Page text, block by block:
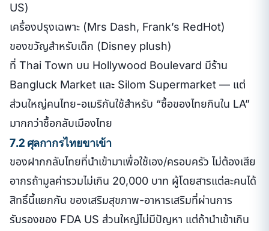
US)
เครื่องปรุงเฉพาะ (Mrs Dash, Frank’s RedHot)
ของขวัญสำหรับเด็ก (Disney plush)
ที่ Thai Town บน Hollywood Boulevard มีร้าน
Bangluck Market และ Silom Supermarket — แต่
ส่วนใหญ่คนไทย-อเมริกันใช้สำหรับ “ซื้อของไทยกินใน LA”
มากกว่าซื้อกลับเมืองไทย
7.2 ศุลกากรไทยขาเข้า
ของฝากกลับไทยที่นำเข้ามาเพื่อใช้เอง/ครอบครัว ไม่ต้องเสีย
อากรถ้ามูลค่ารวมไม่เกิน 20,000 บาท ผู้โดยสารแต่ละคนได้
สิทธิ์นี้แยกกัน ของเสริมสุขภาพ-อาหารเสริมที่ผ่านการ
รับรองของ FDA US ส่วนใหญ่ไม่มีปัญหา แต่ถ้านำเข้าเกิน